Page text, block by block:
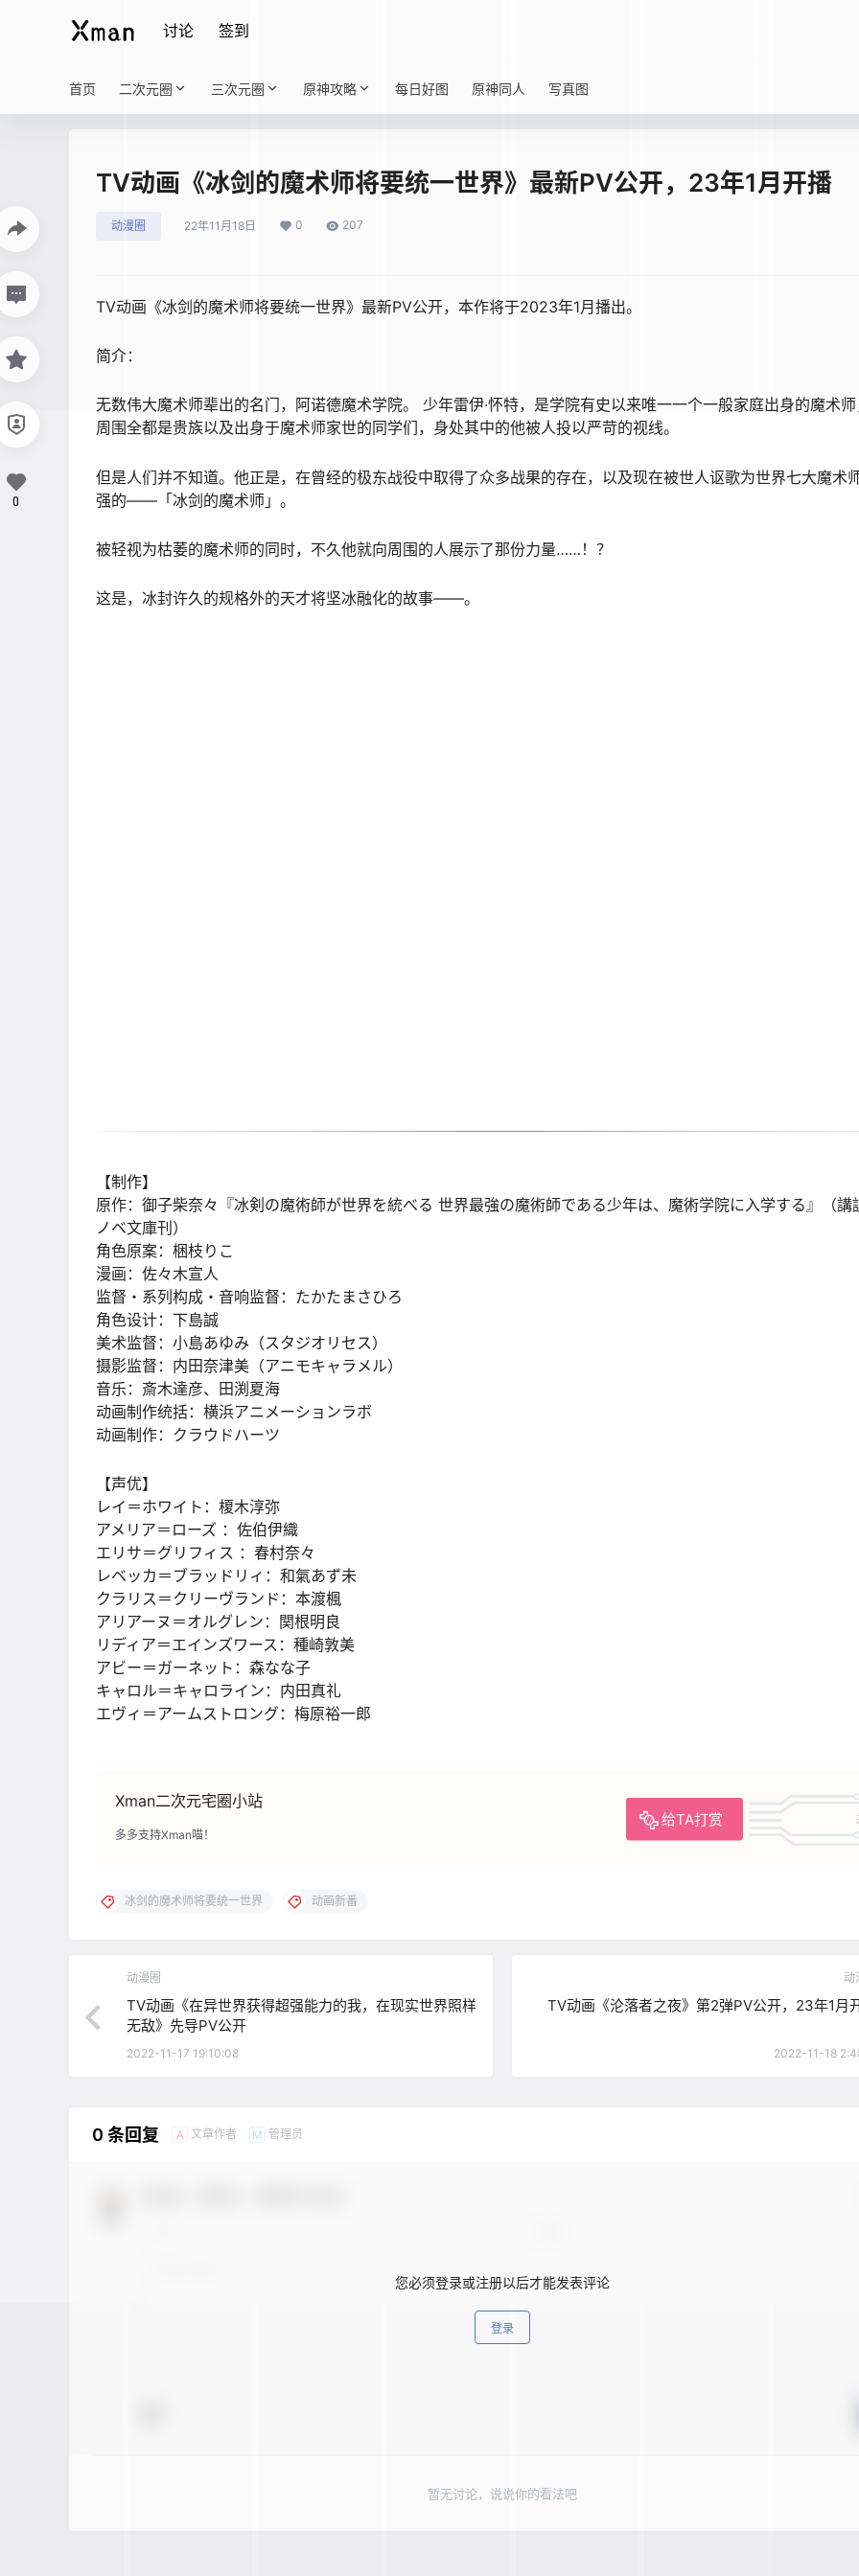
讨论 签到
首页 二次元圈 三次元圈 原神攻略 每日好图 原神同人 写真图
TV动画《冰剑的魔术师将要统一世界》最新PV公开，23年1月开播
动漫圈 22年11月18日 0 207
TV动画《冰剑的魔术师将要统一世界》最新PV公开，本作将于2023年1月播出。
简介：
无数伟大魔术师辈出的名门，阿诺德魔术学院。 少年雷伊·怀特，是学院有史以来唯一一个一般家庭出身的魔术
周围全都是贵族以及出身于魔术师家世的同学们，身处其中的他被人投以严苛的视线。
但是人们并不知道。他正是，在曾经的极东战役中取得了众多战果的存在，以及现在被世人讴歌为世界七大魔术
强的——「冰剑的魔术师」。
被轻视为枯萎的魔术师的同时，不久他就向周围的人展示了那份力量……！？
这是，冰封许久的规格外的天才将坚冰融化的故事——。
【制作】
原作：御子柴奈々『冰剣の魔術師が世界を統べる 世界最強の魔術師である少年は、魔術学院に入学する』（講
ノベ文庫刊）
角色原案：梱枝りこ
漫画：佐々木宣人
监督・系列构成・音响监督：たかたまさひろ
角色设计：下島誠
美术监督：小島あゆみ（スタジオリセス）
摄影监督：内田奈津美（アニモキャラメル）
音乐：斎木達彦、田渕夏海
动画制作统括：横浜アニメーションラボ
动画制作：クラウドハーツ
【声优】
レイ＝ホワイト：榎木淳弥
アメリア＝ローズ ：佐伯伊織
エリサ＝グリフィス ：春村奈々
レベッカ＝ブラッドリィ：和氣あず未
クラリス＝クリーヴランド：本渡楓
アリアーヌ＝オルグレン：関根明良
リディア＝エインズワース：種崎敦美
アビー＝ガーネット：森なな子
キャロル＝キャロライン：内田真礼
エヴィ＝アームストロング：梅原裕一郎
Xman二次元宅圈小站
给TA打赏
多多支持Xman喵！
0
冰剑的魔术师将要统一世界 动画新番
动漫圈
TV动画《在异世界获得超强能力的我，在现实世界照样
无敌》先导PV公开
2022-11-17 19:10:08
动
TV动画《沦落者之夜》第2弹PV公开，23年1月
2022-11-18
0 条回复 A 文章作者 M 管理员
您必须登录或注册以后才能发表评论
登录
暂无讨论，说说你的看法吧